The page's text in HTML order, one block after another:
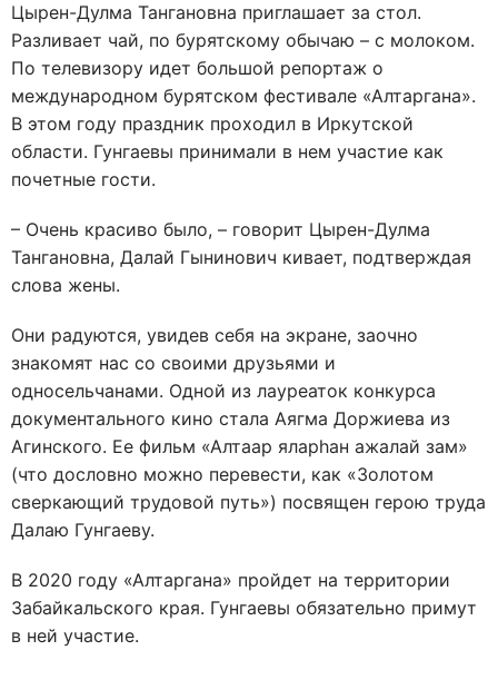
Цырен-Дулма Тангановна приглашает за стол.
Разливает чай, по бурятскому обычаю – с молоком.
По телевизору идет большой репортаж о
международном бурятском фестивале «Алтаргана».
В этом году праздник проходил в Иркутской
области. Гунгаевы принимали в нем участие как
почетные гости.
– Очень красиво было, – говорит Цырен-Дулма
Тангановна, Далай Гынинович кивает, подтверждая
слова жены.
Они радуются, увидев себя на экране, заочно
знакомят нас со своими друзьями и
односельчанами. Одной из лауреаток конкурса
документального кино стала Аягма Доржиева из
Агинского. Ее фильм «Алтаар яларhан ажалай зам»
(что дословно можно перевести, как «Золотом
сверкающий трудовой путь») посвящен герою труда
Далаю Гунгаеву.
В 2020 году «Алтаргана» пройдет на территории
Забайкальского края. Гунгаевы обязательно примут
в ней участие.